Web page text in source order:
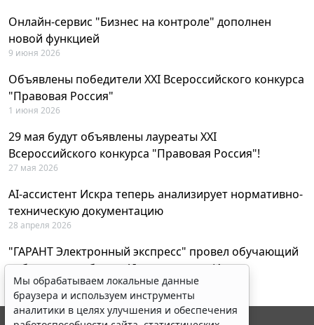
Онлайн-сервис "Бизнес на контроле" дополнен
новой функцией
9 июня 2026
Объявлены победители XXI Всероссийского конкурса
"Правовая Россия"
1 июня 2026
29 мая будут объявлены лауреаты XXI
Всероссийского конкурса "Правовая Россия"!
27 мая 2026
AI-ассистент Искра теперь анализирует нормативно-
техническую документацию
28 апреля 2026
"ГАРАНТ Электронный экспресс" провел обучающий
вебинар по работе с AI-ассистентом Искра
23 апреля 2026
Мы обрабатываем локальные данные
браузера и используем инструменты
аналитики в целях улучшения и обеспечения